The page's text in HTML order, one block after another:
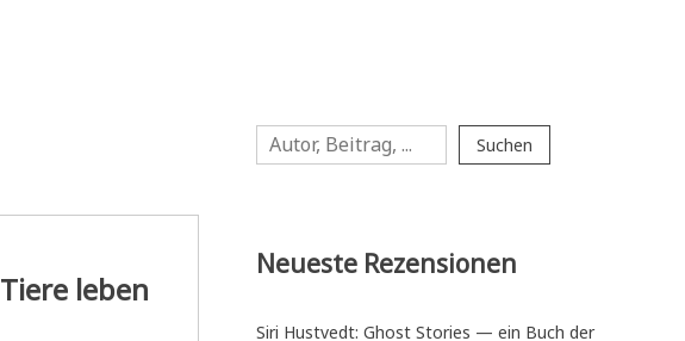
leben
Suchen
Suchen
Neueste Rezensionen
Siri Hustvedt: Ghost Stories — ein Buch der